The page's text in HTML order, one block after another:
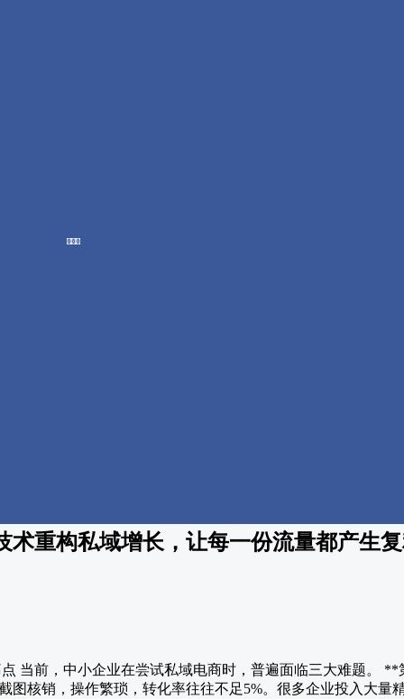
术重构私域增长，让每一份流量都产生
当前，中小企业在尝试私域电商时，普遍面临三大难题。
图核销，操作繁琐，转化率往往不足5%。很多企业投入大量